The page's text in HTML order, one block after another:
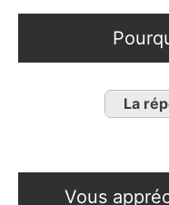
La
Vous